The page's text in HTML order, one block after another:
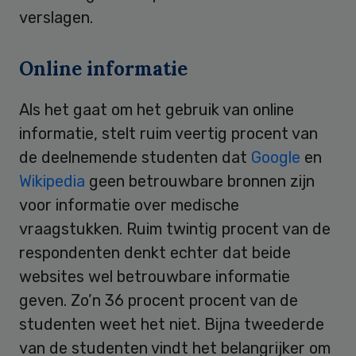
verslagen.
Online informatie
Als het gaat om het gebruik van online
informatie, stelt ruim veertig procent van
de deelnemende studenten dat Google en
Wikipedia geen betrouwbare bronnen zijn
voor informatie over medische
vraagstukken. Ruim twintig procent van de
respondenten denkt echter dat beide
websites wel betrouwbare informatie
geven. Zo’n 36 procent procent van de
studenten weet het niet. Bijna tweederde
van de studenten vindt het belangrijker om